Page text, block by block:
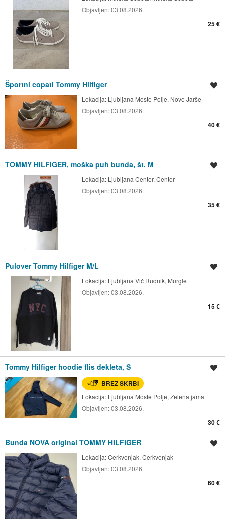
Objavljen:03.08.2026.
25 €
Športni copati Tommy Hilfiger
Lokacija: Ljubljana Moste Polje, Nove Jarše
Objavljen:03.08.2026.
40 €
TOMMY HILFIGER, moška puh bunda, št. M
Lokacija: Ljubljana Center, Center
Objavljen:03.08.2026.
35 €
Pulover Tommy Hilfiger M/L
Lokacija: Ljubljana Vič Rudnik, Murgle
Objavljen:03.08.2026.
15 €
Tommy Hilfiger hoodie flis dekleta, S
BREZ SKRBI
Lokacija: Ljubljana Moste Polje, Zelena jama
Objavljen:03.08.2026.
30 €
Bunda NOVA original TOMMY HILFIGER
Lokacija:Cerkvenjak, Cerkvenjak
Objavljen:03.08.2026.
60 €